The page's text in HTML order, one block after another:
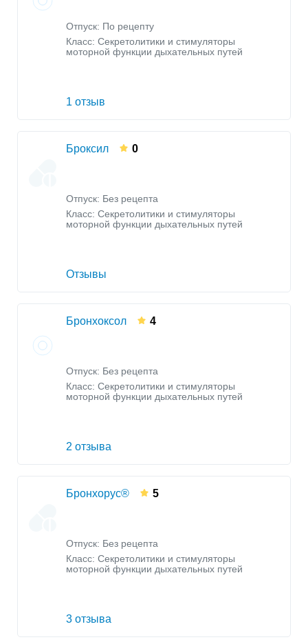
Отпуск: По рецепту
Класс: Секретолитики и стимуляторы
моторной функции дыхательных путей
1 отзыв
Броксил 0
Отпуск: Без рецепта
Класс: Секретолитики и стимуляторы
моторной функции дыхательных путей
Отзывы
Бронхоксол 4
Отпуск: Без рецепта
Класс: Секретолитики и стимуляторы
моторной функции дыхательных путей
2 отзыва
Бронхорус® 5
Отпуск: Без рецепта
Класс: Секретолитики и стимуляторы
моторной функции дыхательных путей
3 отзыва